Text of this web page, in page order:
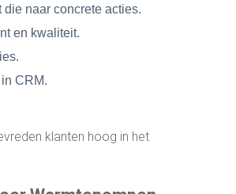
naar concrete acties.
en kwaliteit.
CRM.
klanten hoog in het